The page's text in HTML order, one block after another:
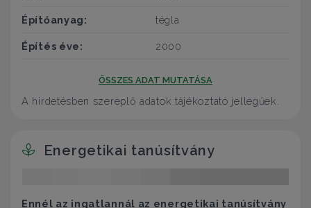
Építőanyag: tégla
Építés éve: 2000
ÖSSZES ADAT MUTATÁSA
A hirdetésben szereplő adatok tájékoztató jellegűek.
Energetikai tanúsítvány
Ennél az ingatlannál az energetikai tanúsítvány